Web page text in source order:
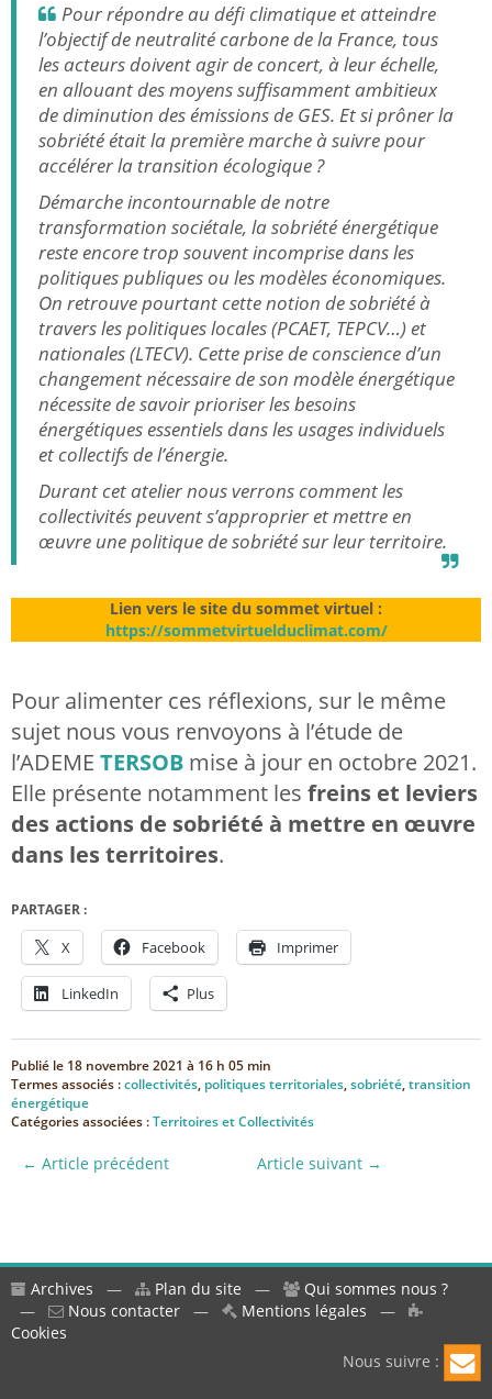
Pour répondre au défi climatique et atteindre
l’objectif de neutralité carbone de la France, tous
les acteurs doivent agir de concert, à leur échelle,
en allouant des moyens suffisamment ambitieux
de diminution des émissions de GES. Et si prôner la
sobriété était la première marche à suivre pour
accélérer la transition écologique ?
Démarche incontournable de notre
transformation sociétale, la sobriété énergétique
reste encore trop souvent incomprise dans les
politiques publiques ou les modèles économiques.
On retrouve pourtant cette notion de sobriété à
travers les politiques locales (PCAET, TEPCV…) et
nationales (LTECV). Cette prise de conscience d’un
changement nécessaire de son modèle énergétique
nécessite de savoir prioriser les besoins
énergétiques essentiels dans les usages individuels
et collectifs de l’énergie.
Durant cet atelier nous verrons comment les
collectivités peuvent s’approprier et mettre en
œuvre une politique de sobriété sur leur territoire.
Lien vers le site du sommet virtuel :
https://sommetvirtuelduclimat.com/
Pour alimenter ces réflexions, sur le même
sujet nous vous renvoyons à l’étude de
l’ADEME TERSOB mise à jour en octobre 2021.
Elle présente notamment les freins et leviers
des actions de sobriété à mettre en œuvre
dans les territoires.
PARTAGER :
X Facebook Imprimer
LinkedIn Plus
Publié le 18 novembre 2021 à 16 h 05 min
Termes associés :collectivités, politiques territoriales,sobriété,transition
énergétique
Catégories associées :Territoires et Collectivités
← Article précédent Article suivant →
Archives — Plan du site —
Qui sommes nous ?
—
Nous contacter — Mentions légales —
Cookies
Nous suivre :